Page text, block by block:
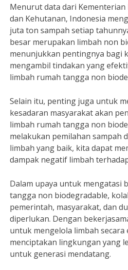
Menurut data dari
dan Kehutanan, Indonesia
juta ton sampah setiap
besar merupakan limbah non
menunjukkan pentingnya bagi
mengambil tindakan yang
limbah rumah tangga non
Selain itu, penting juga untuk
kesadaran masyarakat akan
limbah rumah tangga non
melakukan pemilahan sampah
limbah yang baik, kita dapat
dampak negatif limbah
Dalam upaya untuk mengatasi
tangga non biodegradable,
pemerintah, masyarakat, dan
diperlukan. Dengan
untuk mengelola limbah
menciptakan lingkungan yang
untuk generasi mendatang.